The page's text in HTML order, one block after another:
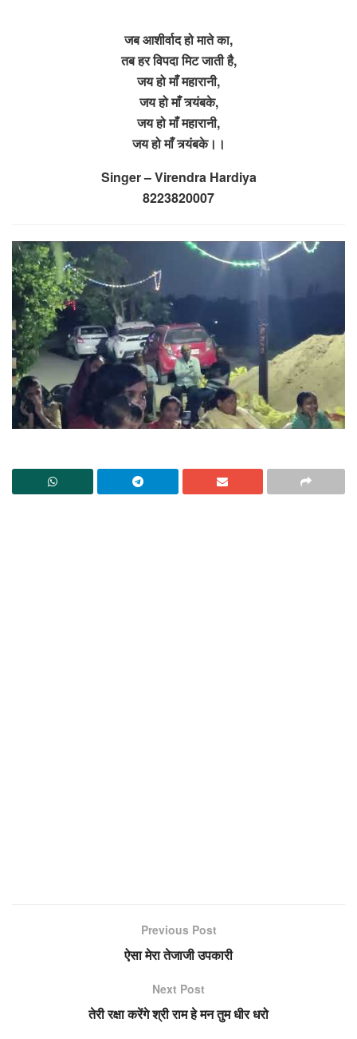
जब आशीर्वाद हो माते का,
तब हर विपदा मिट जाती है,
जय हो माँ महारानी,
जय हो माँ त्र्यंबके,
जय हो माँ महारानी,
जय हो माँ त्र्यंबके।।
Singer – Virendra Hardiya
8223820007
Previous Post
ऐसा मेरा तेजाजी उपकारी
Next Post
तेरी रक्षा करेंगे श्री राम हे मन तुम धीर धरो